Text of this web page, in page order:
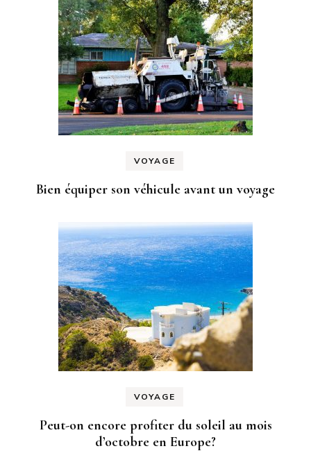
VOYAGE
Bien équiper son véhicule avant un voyage
VOYAGE
Peut-on encore profiter du soleil au mois
d’octobre en Europe?